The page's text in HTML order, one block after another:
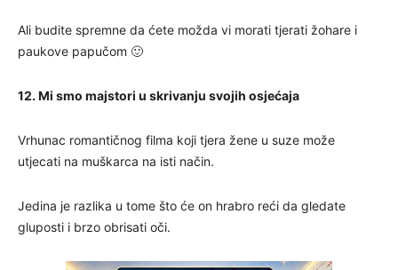
Ali budite spremne da ćete možda vi morati tjerati žohare i
paukove papučom 🙂
12. Mi smo majstori u skrivanju svojih osjećaja
Vrhunac romantičnog filma koji tjera žene u suze može
utjecati na muškarca na isti način.
Jedina je razlika u tome što će on hrabro reći da gledate
gluposti i brzo obrisati oči.